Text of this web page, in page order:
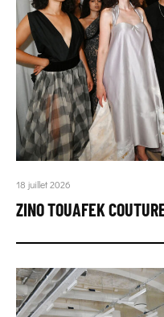
18 juillet 2026
ZINO TOUAFEK